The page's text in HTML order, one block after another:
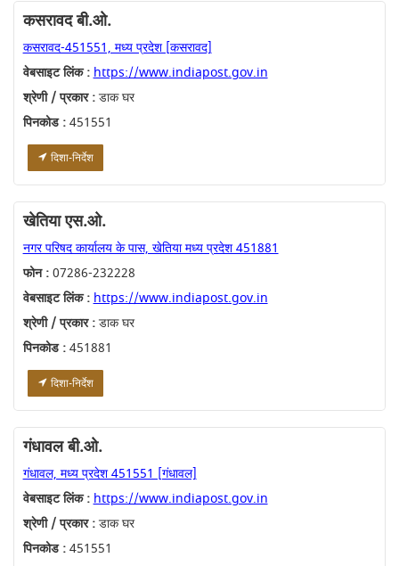
कसरावद बी.ओ.
कसरावद-451551, मध्य प्रदेश [कसरावद]
वेबसाइट लिंक : https://www.indiapost.gov.in
श्रेणी / प्रकार :डाक घर
पिनकोड :451551
दिशा-निर्देश
खेतिया एस.ओ.
नगर परिषद कार्यालय के पास, खेतिया मध्य प्रदेश 451881
फोन :07286-232228
वेबसाइट लिंक : https://www.indiapost.gov.in
श्रेणी / प्रकार :डाक घर
पिनकोड :451881
दिशा-निर्देश
गंधावल बी.ओ.
गंधावल, मध्य प्रदेश 451551 [गंधावल]
वेबसाइट लिंक : https://www.indiapost.gov.in
श्रेणी / प्रकार :डाक घर
पिनकोड :451551